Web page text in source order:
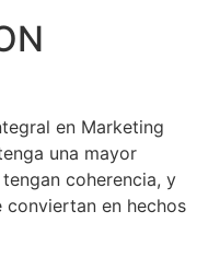
en Marketing
una mayor
coherencia, y
conviertan en hechos